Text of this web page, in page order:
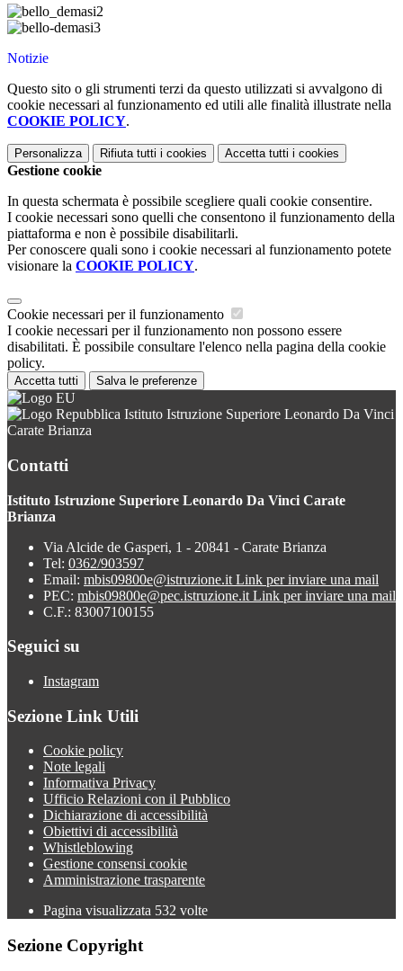
Notizie
Questo sito o gli strumenti terzi da questo utilizzati si avvalgono di
cookie necessari al funzionamento ed utili alle finalità illustrate nella
COOKIE POLICY.
Personalizza Rifiuta tutti i cookies Accetta tutti i cookies
Gestione cookie
In questa schermata è possibile scegliere quali cookie consentire.
I cookie necessari sono quelli che consentono il funzionamento della
piattaforma e non è possibile disabilitarli.
Per conoscere quali sono i cookie necessari al funzionamento potete
visionare la COOKIE POLICY.
Cookie necessari per il funzionamento
I cookie necessari per il funzionamento non possono essere
disabilitati. È possibile consultare l'elenco nella pagina della cookie
policy.
Accetta tutti Salva le preferenze
Istituto Istruzione Superiore Leonardo Da Vinci
Carate Brianza
Contatti
Istituto Istruzione Superiore Leonardo Da Vinci Carate
Brianza
Via Alcide de Gasperi, 1 - 20841 - Carate Brianza
Tel: 0362/903597
Email: mbis09800e@istruzione.it Link per inviare una mail
PEC: mbis09800e@pec.istruzione.it Link per inviare una mail
C.F.: 83007100155
Seguici su
Instagram
Sezione Link Utili
Cookie policy
Note legali
Informativa Privacy
Ufficio Relazioni con il Pubblico
Dichiarazione di accessibilità
Obiettivi di accessibilità
Whistleblowing
Gestione consensi cookie
Amministrazione trasparente
Pagina visualizzata 532 volte
Sezione Copyright